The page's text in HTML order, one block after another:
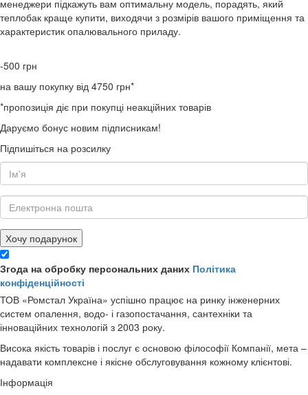
менеджери підкажуть вам оптимальну модель, порадять, який
теплобак краще купити, виходячи з розмірів вашого приміщення та
характеристик опалювального приладу.
-500 грн
на вашу покупку від 4750 грн*
*пропозиція діє при покупці неакційних товарів
Даруємо бонус новим підписникам!
Підпишіться на розсилку
Хочу подарунок
Згода на обробку персональних даних Політика
конфіденційності
ТОВ «Ромстал Україна» успішно працює на ринку інженерних
систем опалення, водо- і газопостачання, сантехніки та
інноваційних технологій з 2003 року.
Висока якість товарів і послуг є основою філософії Компанії, мета –
надавати комплексне і якісне обслуговування кожному клієнтові.
Інформація